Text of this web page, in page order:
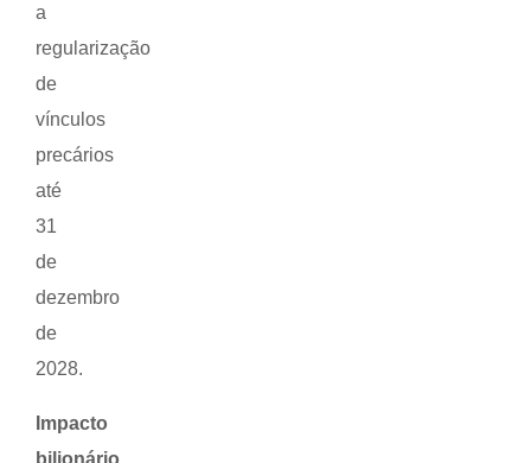
a
regularização
de
vínculos
precários
até
31
de
dezembro
de
2028.
Impacto
bilionário